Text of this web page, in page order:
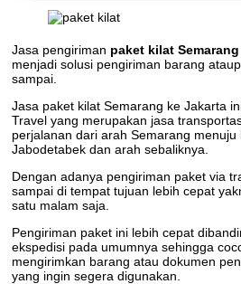
Jasa pengiriman paket kilat
menjadi solusi pengiriman barang
sampai.
Jasa paket kilat Semarang ke Jakarta
Travel yang merupakan jasa
perjalanan dari arah Semarang
Jabodetabek dan arah sebaliknya.
Dengan adanya pengiriman paket via
sampai di tempat tujuan lebih cepat
satu malam saja.
Pengiriman paket ini lebih cepat
ekspedisi pada umumnya sehingga
mengirimkan barang atau dokumen
yang ingin segera digunakan.